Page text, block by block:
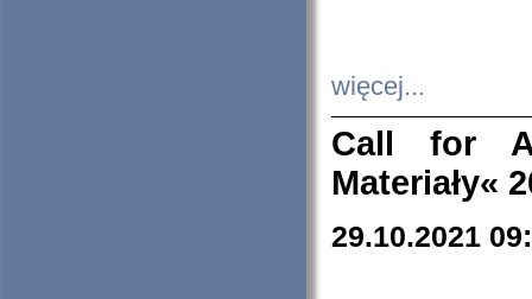
więcej...
Call for
Materiały«
29.10.2021